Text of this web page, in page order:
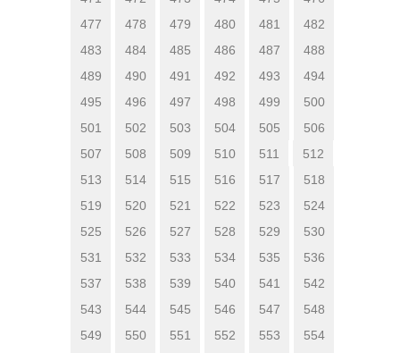
477
478 479 480 481
482
483
484 485 486 487
488
489
490 491 492 493
494
495
496 497 498 499
500
501
502 503 504 505
506
507
508 509 510 511
512
513
514 515 516 517
518
519
520 521 522 523
524
525
526 527 528 529
530
531
532 533 534 535
536
537
538 539 540 541
542
543
544 545 546 547
548
549
550 551 552 553
554